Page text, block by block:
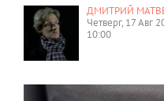
ДМИТРИЙ
Четверг, 17 Авг
10:00